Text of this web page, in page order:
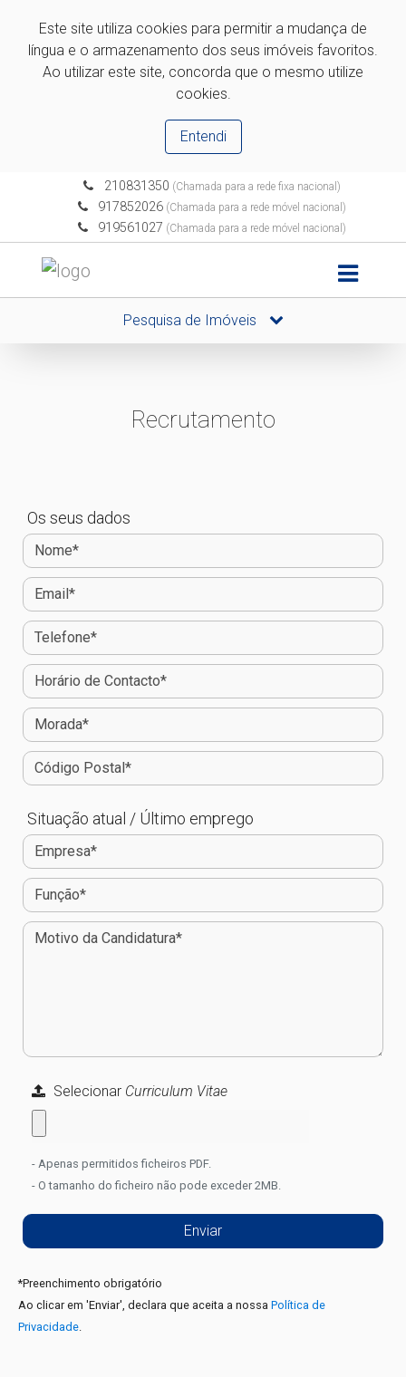
Este site utiliza cookies para permitir a mudança de
língua e o armazenamento dos seus imóveis favoritos.
Ao utilizar este site, concorda que o mesmo utilize
cookies.
Entendi
210831350 (Chamada para a rede fixa nacional)
917852026 (Chamada para a rede móvel nacional)
919561027 (Chamada para a rede móvel nacional)
Pesquisa de Imóveis
Recrutamento
Os seus dados
Situação atual / Último emprego
Selecionar Curriculum Vitae
- Apenas permitidos ficheiros PDF.
- O tamanho do ficheiro não pode exceder 2MB.
*Preenchimento obrigatório
Ao clicar em 'Enviar', declara que aceita a nossa Política de
Privacidade